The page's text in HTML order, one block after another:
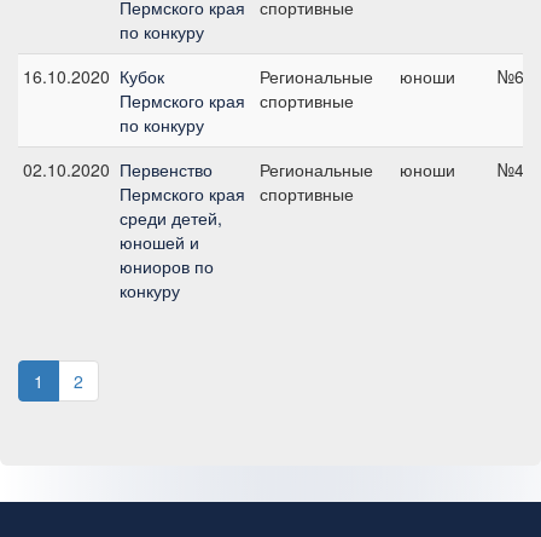
Пермского края
по конкуру
спортивные
16.10.2020 Кубок
Пермского края
по конкуру
Региональные
спортивные
юноши №6,
02.10.2020 Первенство
Пермского края
среди детей,
юношей и
юниоров по
конкуру
Региональные
спортивные
юноши №4,
1 2